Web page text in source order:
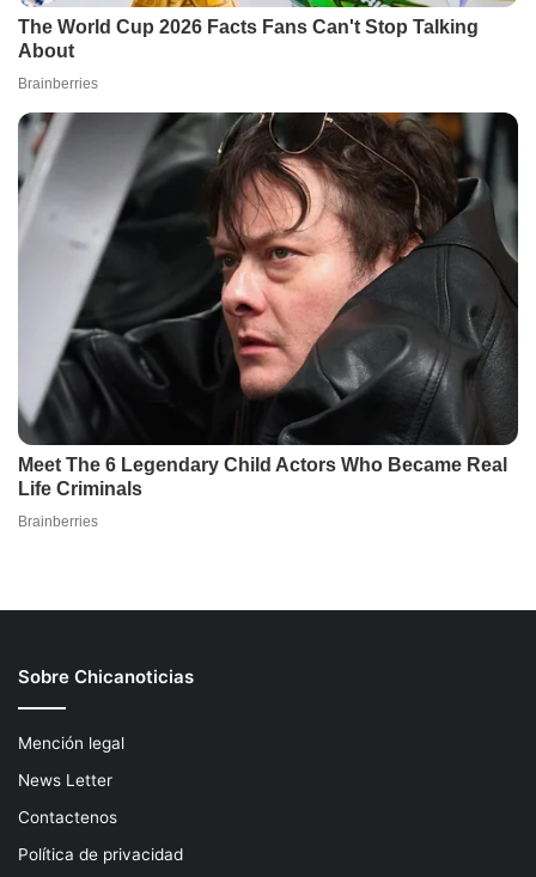
Sobre Chicanoticias
Mención legal
News Letter
Contactenos
Política de privacidad